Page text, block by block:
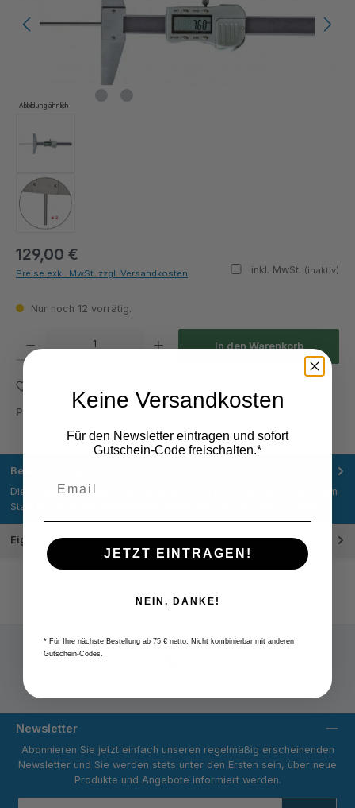
Abbildung ähnlich
129,00 €
inkl. MwSt. (inaktiv)
Preise exkl. MwSt. zzgl. Versandkosten
Nur noch 12 vorrätig.
In den Warenkorb
Produktnummer:
Beschreibung
Die Kombination aus hoher Ablesung 0,01 mm, robustem rostfreiem
Stahl und digitaler Schnittstelle erhöht die Effizienz bei T…
Eigenschaften
Newsletter
Abonnieren Sie jetzt einfach unseren regelmäßig erscheinenden
Newsletter und Sie werden stets unter den Ersten sein, über neue
Produkte und Angebote informiert werden.
Keine Versandkosten
Für den Newsletter eintragen und sofort
Gutschein-Code freischalten.*
JETZT EINTRAGEN!
NEIN, DANKE!
* Für Ihre nächste Bestellung ab 75 € netto. Nicht kombinierbar mit anderen
Gutschein-Codes.